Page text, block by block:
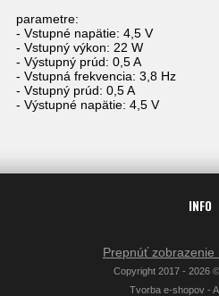
parametre:
- Vstupné napätie: 4,5 V
- Vstupný výkon: 22 W
- Výstupný prúd: 0,5 A
- Vstupná frekvencia: 3,8 Hz
- Vstupný prúd: 0,5 A
- Výstupné napätie: 4,5 V
INFO
Prepnúť zobrazenie
Copyright 2017 - 2026
Tvorba e-shopov -